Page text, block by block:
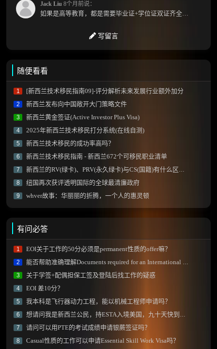
Jack Liu 8个月前说：
如果是高等教育，都是需要毕业证+学位证双证齐全才能免NZQA认证，单证都需要额外认证，获得...
写留言
随便看看
1 [新西兰技术移民指南09]-评分解析未来发展行业额外加分
2 新西兰发布向中国敞开大门策略文件
3 新西兰黄金签证(Active Investor Plus Visa)
4 2025年新西兰技术移民打分系统(在线自测)
5 新西兰技术移民的成功率高吗？
6 新西兰技术移民指南 - 新西兰672个可移民职业清单
7 新西兰的RV(绿卡)、PRV(永久绿卡)与CS(国籍)有什么区别？
8 纽国再次获评透明国际的全球最清廉政府
9 whver故事：华丽丽的折腾，一个人的惠灵顿
有问必答
1 EOI关于工作的50分必须是permanent性质的offer嘛？
2 能否帮助准确理解Documents required for an International Qualification Assessment (IQA) 中部分内容？
3 关于学签+配偶担保工签及登陆后找工作的疑惑
4 EOI 差10分？
5 我本科是飞行器动力工程，能以机械工程师申请吗？
6 想请问我是新西兰公民，持ESTA入境美国，九十天快到了, 怎么办？
7 请问可以用PTE的考试成绩申请银蕨签证吗？
8 Casual性质的工作可以申请Essential Skill Work Visa吗？